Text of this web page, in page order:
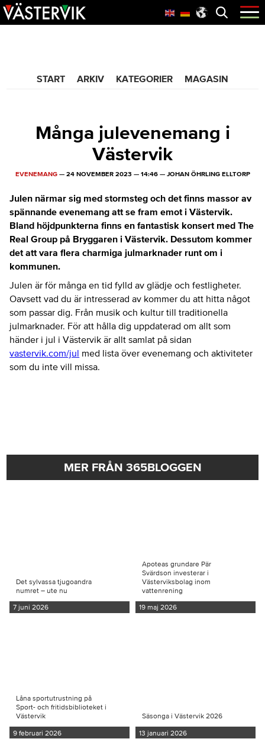
Hoppa
till
Skip
to
Hoppa
till
Öppna
menyn
START ARKIV KATEGORIER MAGASIN
Många julevenemang i
Västervik
EVENEMANG— 24 NOVEMBER 2023 — 14:46— JOHAN ÖHRLING ELLTORP
Julen närmar sig med stormsteg och det finns massor av
spännande evenemang att se fram emot i Västervik.
Bland höjdpunkterna finns en fantastisk konsert med The
Real Group på Bryggaren i Västervik. Dessutom kommer
det att vara flera charmiga julmarknader runt om i
kommunen.
Julen är för många en tid fylld av glädje och festligheter.
Oavsett vad du är intresserad av kommer du att hitta något
som passar dig. Från musik och kultur till traditionella
julmarknader. För att hålla dig uppdaterad om allt som
händer i jul i Västervik är allt samlat på sidan
vastervik.com/jul med lista över evenemang och aktiviteter
som du inte vill missa.
MER FRÅN 365BLOGGEN
Det sylvassa tjugoandra
numret – ute nu
7 juni 2026
Apoteas grundare Pär
Svärdson investerar i
Västerviksbolag inom
vattenrening
19 maj 2026
Låna sportutrustning på
Sport- och fritidsbiblioteket i
Västervik
9 februari 2026
Säsonga i Västervik 2026
13 januari 2026